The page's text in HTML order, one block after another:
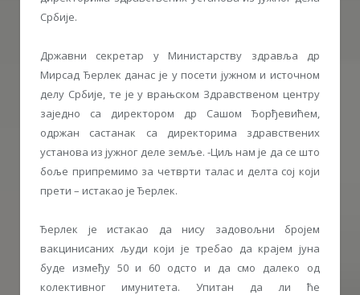
Србије.
Државни секретар у Министарству здравља др
Мирсад Ђерлек данас је у посети јужном и источном
делу Србије, те је у врањском Здравственом центру
заједно са директором др Сашом Ђорђевићем,
одржан састанак са директорима здравствених
установа из јужног деле земље. -Циљ нам је да се што
боље припремимо за четврти талас и делта сој који
прети – истакао је Ђерлек.
Ђерлек је истакао да нису задовољни бројем
вакцинисаних људи који је требао да крајем јуна
буде између 50 и 60 одсто и да смо далеко од
колективног имунитета. Упитан да ли ће